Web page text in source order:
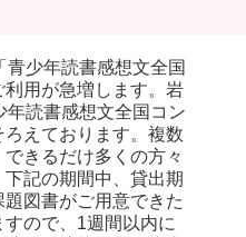
少年読書感想文全国
用が急増します。岩
年読書感想文全国コン
えております。複数
きるだけ多くの方々
記の期間中、貸出期
図書がご用意できた
ので、1週間以内に